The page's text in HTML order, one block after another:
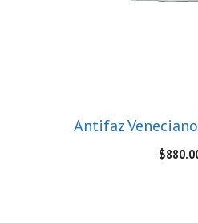
Antifaz
$